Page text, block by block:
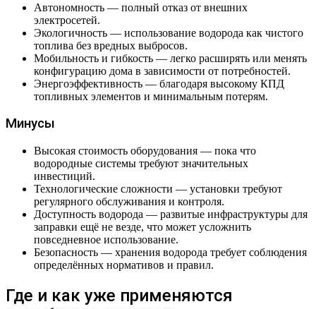
Автономность — полный отказ от внешних
электросетей.
Экологичность — использование водорода как чистого
топлива без вредных выбросов.
Мобильность и гибкость — легко расширять или менять
конфигурацию дома в зависимости от потребностей.
Энергоэффективность — благодаря высокому КПД
топливных элементов и минимальным потерям.
Минусы
Высокая стоимость оборудования — пока что
водородные системы требуют значительных
инвестиций.
Технологические сложности — установки требуют
регулярного обслуживания и контроля.
Доступность водорода — развитые инфраструктуры для
заправки ещё не везде, что может усложнить
повседневное использование.
Безопасность — хранения водорода требует соблюдения
определённых нормативов и правил.
Где и как уже применяются